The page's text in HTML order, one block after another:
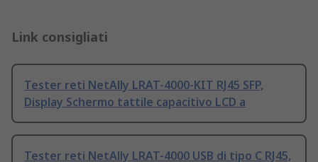
Link consigliati
Tester reti NetAlly LRAT-4000-KIT RJ45 SFP,
Display Schermo tattile capacitivo LCD a
Tester reti NetAlly LRAT-4000 USB di tipo C RJ45,